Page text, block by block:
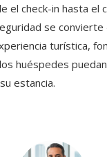
el check-in hasta el
se convierte
turística,
huéspedes
estancia.